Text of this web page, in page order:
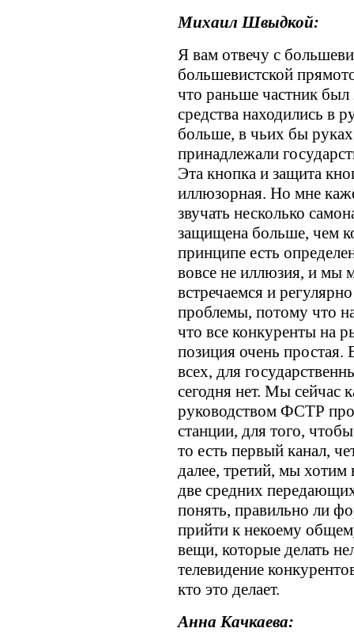
Михаил Швыдкой:
Я вам отвечу с
большевистской
что раньше частник
средства находились в
больше, в чьих бы
принадлежали
Эта кнопка и защита
иллюзорная. Но мне
звучать несколько
защищена больше, чем
принципе есть
вовсе не иллюзия, и мы
встречаемся и
проблемы, потому что
что все конкуренты на
позиция очень
всех, для
сегодня нет. Мы сейчас
руководством ФСТР
станции, для того,
то есть первый канал,
далее, третий, мы
две средних
понять, правильно ли
прийти к некоему
вещи, которые делать
телевидение
кто это делает.
Анна Качкаева: